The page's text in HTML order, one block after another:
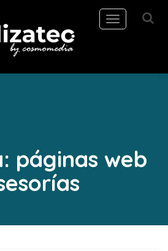
Toggle
navigation
páginas web